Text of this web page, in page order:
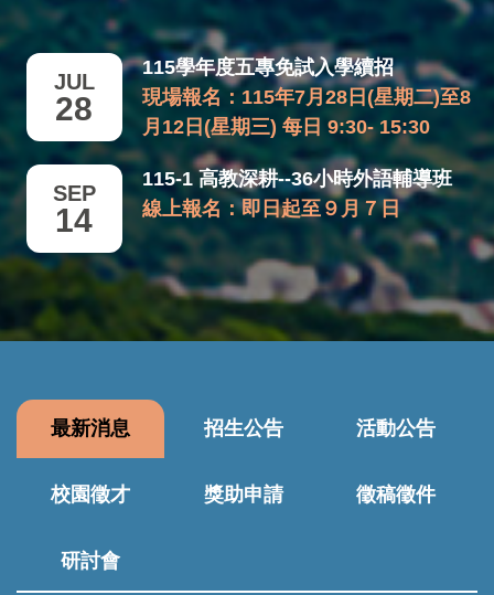
JUL
28
115學年度五專免試入學續招
現場報名：115年7月28日(星期二)至8
月12日(星期三) 每日 9:30- 15:30
SEP
14
115-1 高教深耕--36小時外語輔導班
線上報名：即日起至９月７日
最新消息 招生公告 活動公告
校園徵才 獎助申請 徵稿徵件
研討會